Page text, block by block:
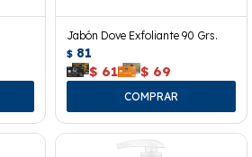
Jabón Dove Exfoliante 90 Grs.
$ 81
$ 61 $ 69